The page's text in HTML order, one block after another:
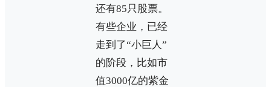
还有85只股票。
有些企业，已经
走到了“小巨人”
的阶段，比如市
值3000亿的紫金